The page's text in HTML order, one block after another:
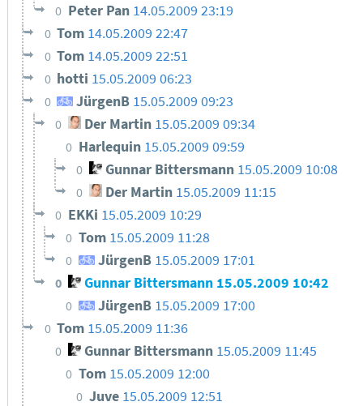
0 Peter Pan 14.05.2009 23:19
0 Tom 14.05.2009 22:47
0 Tom 14.05.2009 22:51
0 hotti 15.05.2009 06:23
0 JürgenB 15.05.2009 09:23
0 Der Martin 15.05.2009 09:34
0 Harlequin 15.05.2009 09:59
0 Gunnar Bittersmann 15.05.2009 10:08
0 Der Martin 15.05.2009 11:15
0 EKKi 15.05.2009 10:29
0 Tom 15.05.2009 11:28
0 JürgenB 15.05.2009 17:01
0 Gunnar Bittersmann 15.05.2009 10:42
0 JürgenB 15.05.2009 17:00
0 Tom 15.05.2009 11:36
0 Gunnar Bittersmann 15.05.2009 11:45
0 Tom 15.05.2009 12:00
0 Juve 15.05.2009 12:51